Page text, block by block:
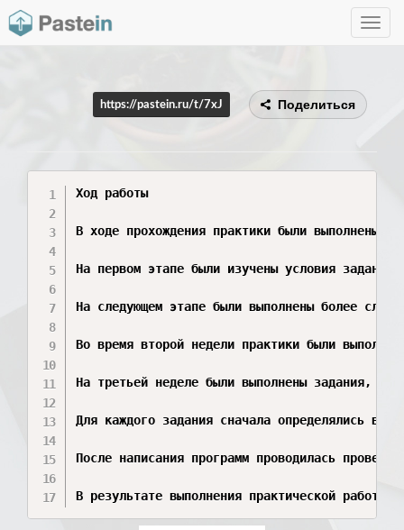
Toggle
https://pastein.ru/t/7xJ Поделиться
Ход работы
В ходе прохождения практики были выполнены
На первом этапе были изучены условия
На следующем этапе были выполнены более
Во время второй недели практики были
На третьей неделе были выполнены задания,
Для каждого задания сначала определялись
После написания программ проводилась
В результате выполнения практической